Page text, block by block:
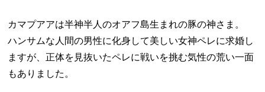
カマプアアは半神半人のオアフ島生まれの豚の神さま。
ハンサムな人間の男性に化身して美しい女神ペレに求婚し
ますが、正体を見抜いたペレに戦いを挑む気性の荒い一面
もありました。